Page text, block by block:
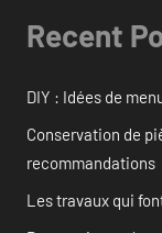
Recent
DIY : Idées de
Conservation de
recommandations
Les travaux qui